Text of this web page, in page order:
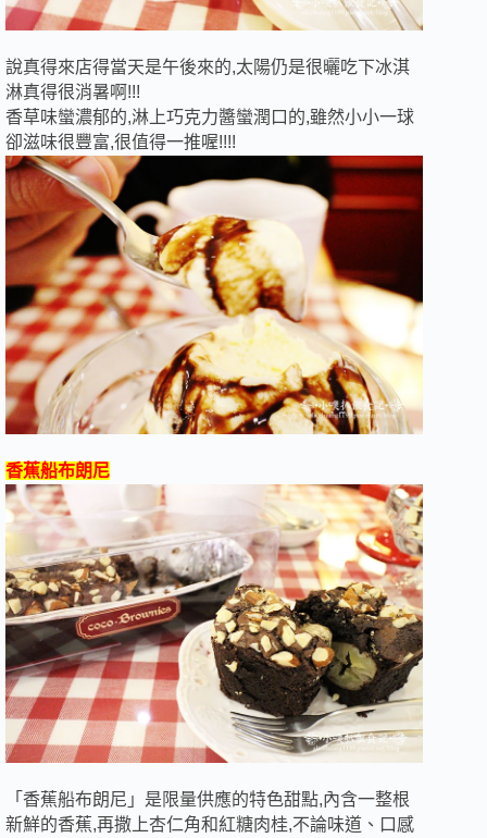
說真得來店得當天是午後來的,太陽仍是很曬吃下冰淇
淋真得很消暑啊!!!
香草味蠻濃郁的,淋上巧克力醬蠻潤口的,雖然小小一球
卻滋味很豐富,很值得一推喔!!!!
香蕉船布朗尼
「香蕉船布朗尼」是 限量供應的特色甜點,內含一整根
新鮮的香蕉,再撒上杏仁角和紅糖肉桂,不論味道、口感